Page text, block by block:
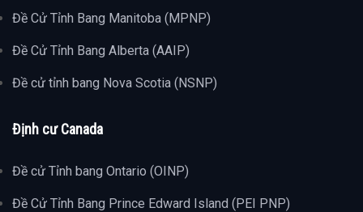
Đề Cử Tỉnh Bang Manitoba (MPNP)
Đề Cử Tỉnh Bang Alberta (AAIP)
Đề cử tỉnh bang Nova Scotia (NSNP)
Định cư Canada
Đề cử Tỉnh bang Ontario (OINP)
Đề Cử Tỉnh Bang Prince Edward Island (PEI PNP)